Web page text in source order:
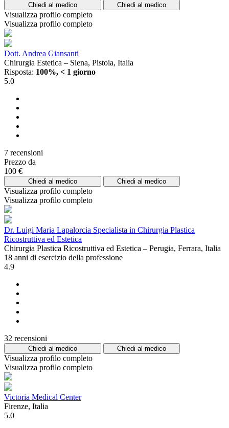
Chiedi al medico Chiedi al medico
Visualizza profilo completo
Visualizza profilo completo
Dott. Andrea Giansanti
Chirurgia Estetica – Siena, Pistoia, Italia
Risposta: 100%, < 1 giorno
5.0
7 recensioni
Prezzo da
100 €
Chiedi al medico Chiedi al medico
Visualizza profilo completo
Visualizza profilo completo
Dr. Luigi Maria Lapalorcia Specialista in Chirurgia Plastica
Ricostruttiva ed Estetica
Chirurgia Plastica Ricostruttiva ed Estetica – Perugia, Ferrara, Italia
18 anni di esercizio della professione
4.9
32 recensioni
Chiedi al medico Chiedi al medico
Visualizza profilo completo
Visualizza profilo completo
Victoria Medical Center
Firenze, Italia
5.0